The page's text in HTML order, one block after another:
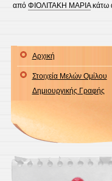
απόΦΙΟΛΙΤΑΚΗ ΜΑΡΙΑκάτω
Αρχική
Στοιχεία Μελών Ομίλου
Δημιουργικής Γραφής